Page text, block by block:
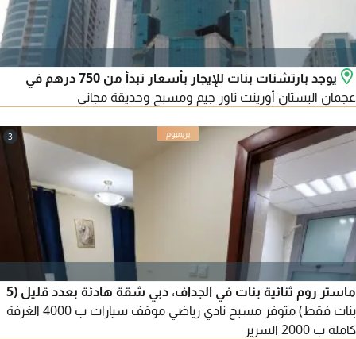
يوجد بارتشنات بنات للإيجار بأسعار تبدأ من 750 درهم في
عجمان البستان أورينت تاور جيم ومسبح وحديقة مجاني
3
ماستر روم ثنائية بنات في الجداف، دبي شقة هادئة بعدد قليل (5
بنات فقط) متوفر مسبح نادي رياضي موقف سيارات ب 4000 الغرفة
كاملة ب 2000 السرير